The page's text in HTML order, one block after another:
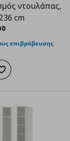
ντουλάπας,
cm
επιβράβευσης
στο καλάθι
Προσθήκη στα